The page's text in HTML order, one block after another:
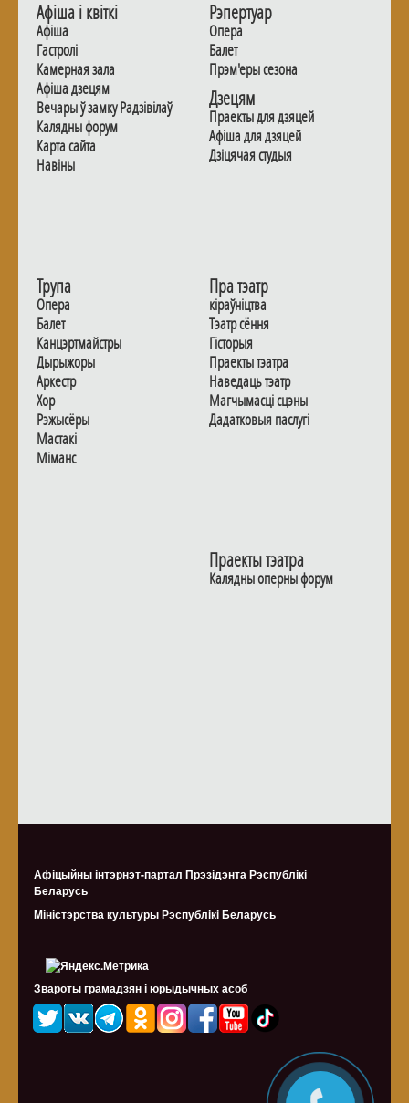
Афiша i квiткi
Афiша
Гастролi
Камерная зала
Афiша дзецям
Вечары ў замку Радзiвiлаў
Калядны форум
Карта сайта
Навiны
Рэпертуар
Опера
Балет
Прэм'еры сезона
Дзецям
Праекты для дзяцей
Афiша для дзяцей
Дзiцячая студыя
Трупа
Опера
Балет
Канцэртмайстры
Дырыжоры
Аркестр
Хор
Рэжысёры
Мастакі
Мiманс
Пра тэатр
кіраўніцтва
Тэатр сёння
Гiсторыя
Праекты тэатра
Наведаць тэатр
Магчымасцi сцэны
Дадаткoвыя паслугi
Праекты тэатра
Калядны оперны форум
Афіцыйны інтэрнэт-партал Прэзідэнта Рэспублікі
Беларусь
Міністэрства культуры Рэспублiкi Беларусь
Звароты грамадзян і юрыдычных асоб